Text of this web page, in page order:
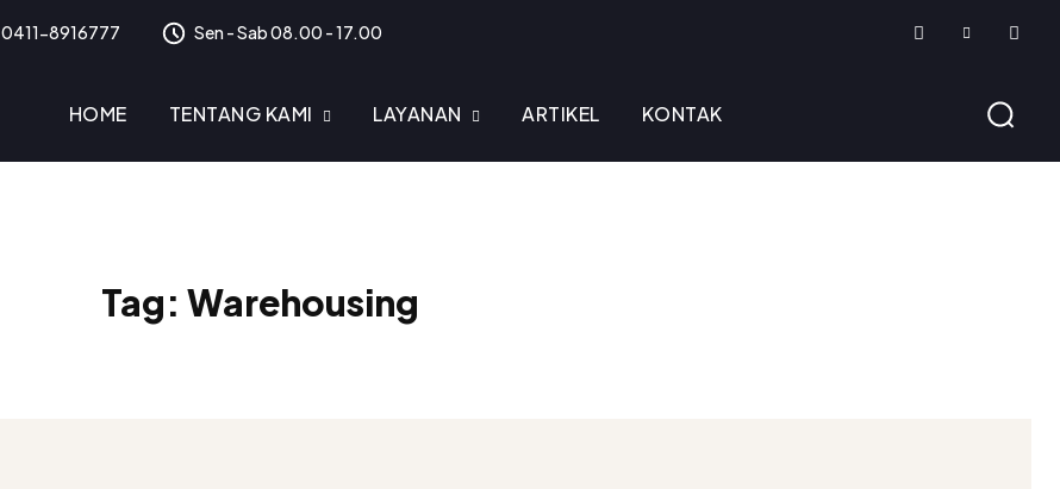
0411-8916777 Sen - Sab 08.00 - 17.00
HOME TENTANG KAMI LAYANAN ARTIKEL KONTAK
Tag: Warehousing